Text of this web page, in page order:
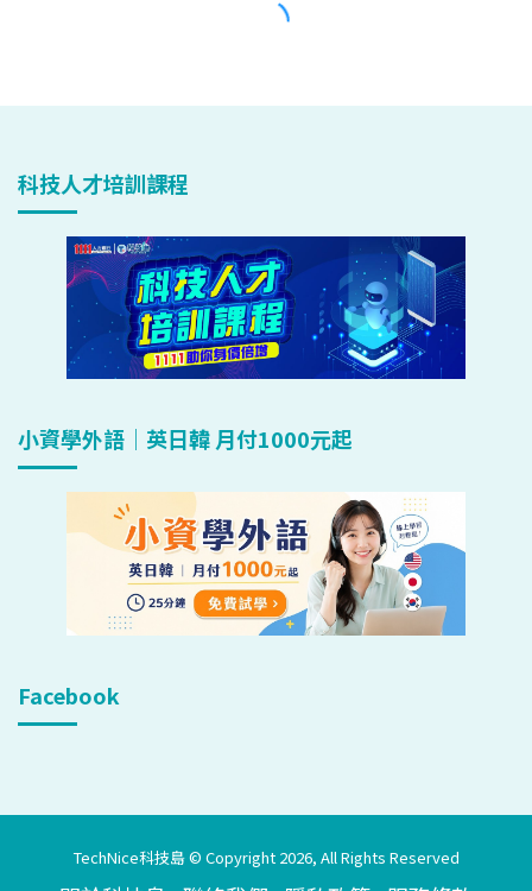
科技人才培訓課程
小資學外語｜英日韓 月付1000元起
Facebook
TechNice科技島 © Copyright 2026, All Rights Reserved